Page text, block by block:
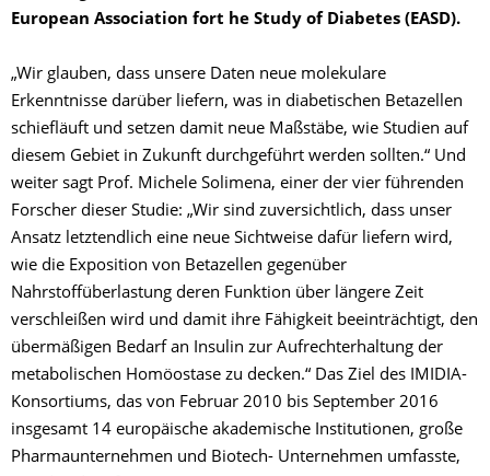
European Association fort he Study of Diabetes (EASD).
„Wir glauben, dass unsere Daten neue molekulare
Erkenntnisse darüber liefern, was in diabetischen Betazellen
schiefläuft und setzen damit neue Maßstäbe, wie Studien auf
diesem Gebiet in Zukunft durchgeführt werden sollten.“ Und
weiter sagt Prof. Michele Solimena, einer der vier führenden
Forscher dieser Studie: „Wir sind zuversichtlich, dass unser
Ansatz letztendlich eine neue Sichtweise dafür liefern wird,
wie die Exposition von Betazellen gegenüber
Nahrstoffüberlastung deren Funktion über längere Zeit
verschleißen wird und damit ihre Fähigkeit beeinträchtigt, den
übermäßigen Bedarf an Insulin zur Aufrechterhaltung der
metabolischen Homöostase zu decken.“ Das Ziel des IMIDIA-
Konsortiums, das von Februar 2010 bis September 2016
insgesamt 14 europäische akademische Institutionen, große
Pharmaunternehmen und Biotech- Unternehmen umfasste,